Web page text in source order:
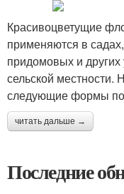
Красивоцветущие
применяются в
придомовых и других
сельской местности.
следующие формы
читать дальше →
Последние